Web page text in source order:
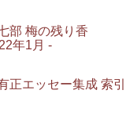
部 梅の残り香
年1月 -
正エッセー集成 索引